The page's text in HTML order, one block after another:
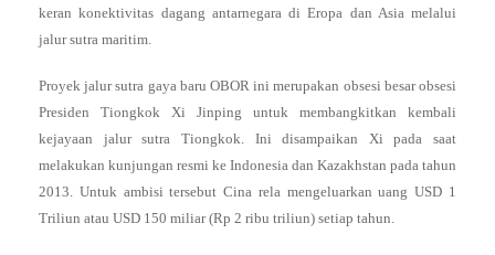
keran konektivitas dagang antarnegara di Eropa dan Asia melalui
jalur sutra maritim.
Proyek jalur sutra gaya baru OBOR ini merupakan obsesi besar obsesi
Presiden Tiongkok Xi Jinping untuk membangkitkan kembali
kejayaan jalur sutra Tiongkok. Ini disampaikan Xi pada saat
melakukan kunjungan resmi ke Indonesia dan Kazakhstan pada tahun
2013. Untuk ambisi tersebut Cina rela mengeluarkan uang USD 1
Triliun atau USD 150 miliar (Rp 2 ribu triliun) setiap tahun.